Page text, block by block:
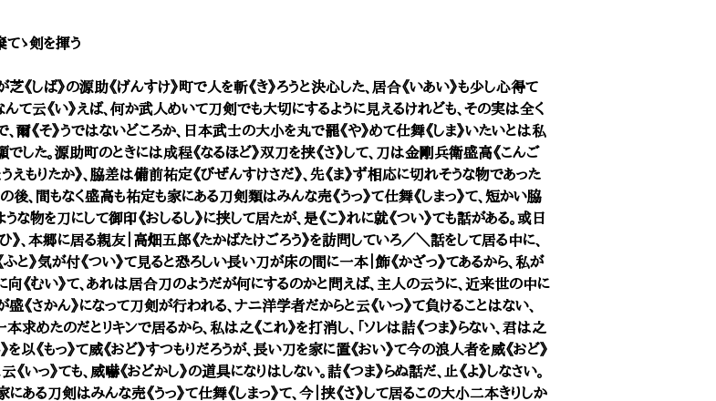
てゝ剣を揮う
《しば》の源助《げんすけ》町で人を斬《き》ろうと決心した、居合《いあい》も少し心得て
んて云《い》えば、何か武人めいて刀剣でも大切にするように見えるけれども、その実は全く
、爾《そ》うではないどころか、日本武士の大小を丸で罷《や》めて仕舞《しま》いたいとは私
でした。源助町のときには成程《なるほど》双刀を挟《さ》して、刀は金剛兵衛盛高《こんご
うえもりたか》、脇差は備前祐定《びぜんすけさだ》、先《ま》ず相応に切れそうな物であった
の後、間もなく盛高も祐定も家にある刀剣類はみんな売《うっ》て仕舞《しまっ》て、短かい脇
うな物を刀にして御印《おしるし》に挟して居たが、是《こ》れに就《つい》ても話がある。或日
ひ》、本郷に居る親友｜高畑五郎《たかばたけごろう》を訪問していろ／＼話をして居る中に、
ふと》気が付《つい》て見ると恐ろしい長い刀が床の間に一本｜飾《かざっ》てあるから、私が
向《むい》て、あれは居合刀のようだが何にするのかと問えば、主人の云うに、近来世の中に
盛《さかん》になって刀剣が行われる、ナニ洋学者だからと云《いっ》て負けることはない、
本求めたのだとリキンで居るから、私は之《これ》を打消し、「ソレは詰《つま》らない、君は之
》を以《もっ》て威《おど》すつもりだろうが、長い刀を家に置《おい》て今の浪人者を威《おど》
《いっ》ても、威嚇《おどかし》の道具になりはしない。詰《つま》らぬ話だ、止《よ》しなさい。
にある刀剣はみんな売《うっ》て仕舞《しまっ》て、今｜挟《さ》して居るこの大小二本きりしか